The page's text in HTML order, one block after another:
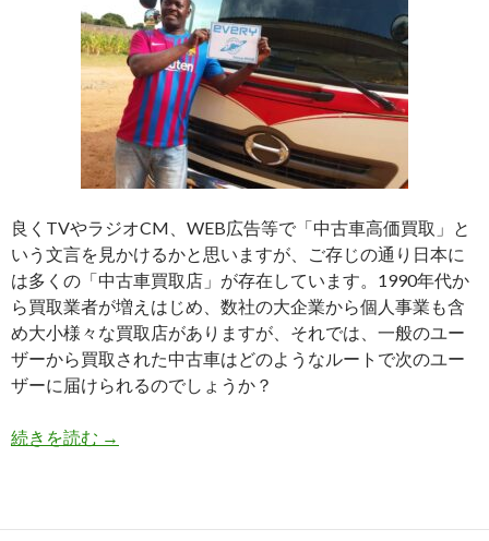
車
オ
ー
ク
シ
ョ
ン
は？
良くTVやラジオCM、WEB広告等で「中古車高価買取」と
いう文言を見かけるかと思いますが、ご存じの通り日本に
は多くの「中古車買取店」が存在しています。1990年代か
ら買取業者が増えはじめ、数社の大企業から個人事業も含
め大小様々な買取店がありますが、それでは、一般のユー
ザーから買取された中古車はどのようなルートで次のユー
ザーに届けられるのでしょうか？
続きを読む
日
→